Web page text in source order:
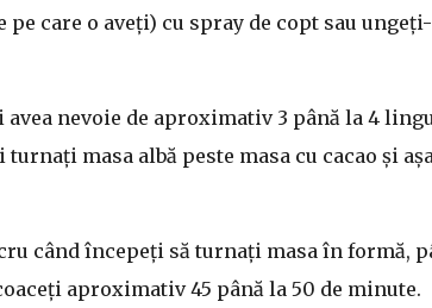
care o aveți) cu spray de copt sau
nevoie de aproximativ 3 până la 4
masa albă peste masa cu cacao și
când începeți să turnați masa în formă,
aproximativ 45 până la 50 de minute.